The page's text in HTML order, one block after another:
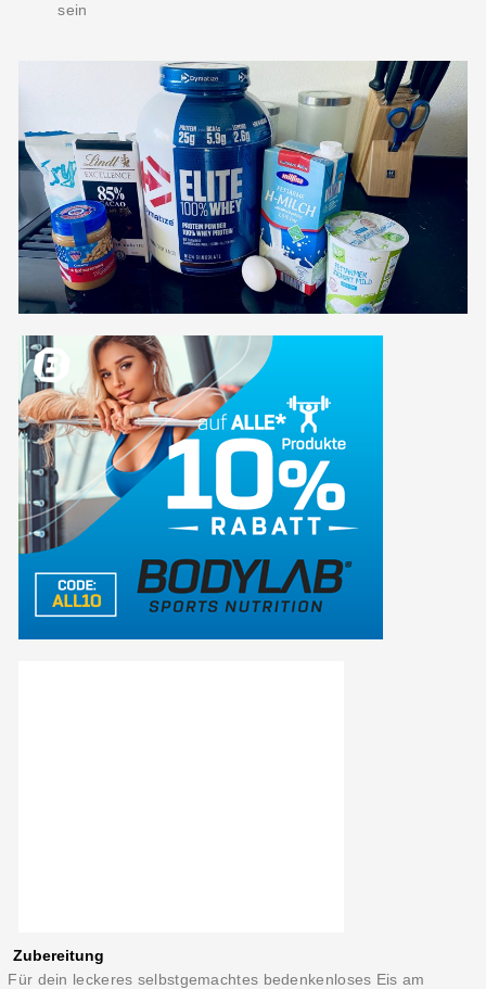
sein
Zubereitung
Für dein leckeres selbstgemachtes bedenkenloses Eis am